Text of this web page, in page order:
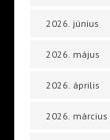
2026. június
2026. május
2026. április
2026. március